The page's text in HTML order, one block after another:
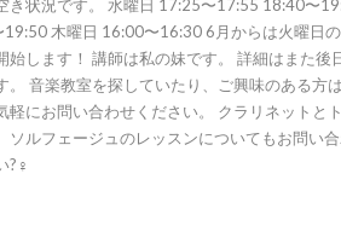
き状況です。 水曜日 17:25〜17:55 18:40〜
木曜日 16:00〜16:30 6月からは火曜日
始します！ 講師は私の妹です。 詳細はまた後
。 音楽教室を探していたり、ご興味のある方
軽にお問い合わせください。 クラリネットと
ソルフェージュのレッスンについてもお問い
?‍♀️